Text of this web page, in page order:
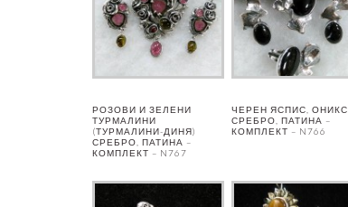
РОЗОВИ И ЗЕЛЕНИ
ТУРМАЛИНИ
(ТУРМАЛИНИ-ДИНЯ)
СРЕБРО, ПАТИНА –
КОМПЛЕКТ – N767
ЧЕРЕН ЯСПИС, ОНИКС,
СРЕБРО, ПАТИНА –
КОМПЛЕКТ – N766